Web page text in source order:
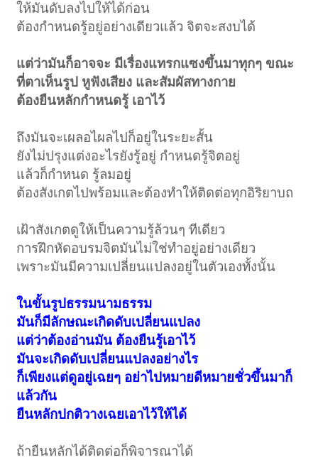
ให้มันดับลงไปให้ได้ก่อน
ต้องกำหนดรู้อยู่อย่างเดียวแล้ว จิตจะสงบได้
แต่ว่ามันก็อาจจะ มีเรื่องแทรกแซงขึ้นมาทุกๆ ขณะ
ที่ตาเห็นรูป หูฟังเสียง และสัมผัสทางกาย
ต้องยืนหลักกำหนดรู้ เอาไว้
ถึงมันจะเผลอไผลไปก็อยู่ในระยะสั้น
ยังไม่ปรุงแต่งอะไรยังรู้อยู่ กำหนดรู้จิตอยู่
แล้วก็กำหนด รู้ลมอยู่
ต้องสังเกตไปพร้อมและต้องทำให้ติดต่อทุกอิริยาบถ
เฝ้าสังเกตดูให้เป็นความรู้ล้วนๆ ทีเดียว
การฝึกหัดอบรมจิตมันไม่ใช่ทำอยู่อย่างเดียว
เพราะมันมีความเปลี่ยนแปลงอยู่ในตัวเองทั้งนั้น
ในขั้นรูปธรรมนามธรรม
มันก็มีลักษณะเกิดดับเปลี่ยนแปลง
แต่ว่าต้องอ่านมัน ต้องยืนรู้เอาไว้
มันจะเกิดดับเปลี่ยนแปลงอย่างไร
ก็เพียงแต่ดูอยู่เฉยๆ อย่าไปหมายดีหมายชั่วขึ้นมาก็
แล้วกัน
ยืนหลักปกติวางเฉยเอาไว้ให้ได้
ถ้ายืนหลักได้ติดต่อก็พิจารณาได้